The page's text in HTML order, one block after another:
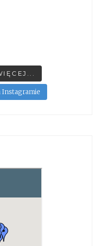
Instagramie